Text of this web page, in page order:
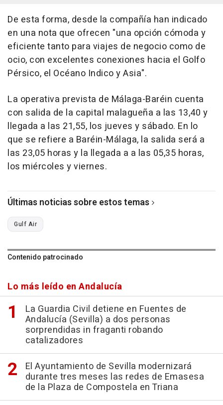
De esta forma, desde la compañía han indicado
en una nota que ofrecen "una opción cómoda y
eficiente tanto para viajes de negocio como de
ocio, con excelentes conexiones hacia el Golfo
Pérsico, el Océano Indico y Asia".
La operativa prevista de Málaga-Baréin cuenta
con salida de la capital malagueña a las 13,40 y
llegada a las 21,55, los jueves y sábado. En lo
que se refiere a Baréin-Málaga, la salida será a
las 23,05 horas y la llegada a a las 05,35 horas,
los miércoles y viernes.
Últimas noticias sobre estos temas
Gulf Air
Contenido patrocinado
Lo más leído en Andalucía
La Guardia Civil detiene en Fuentes de
Andalucía (Sevilla) a dos personas
sorprendidas in fraganti robando
catalizadores
El Ayuntamiento de Sevilla modernizará
durante tres meses las redes de Emasesa
de la Plaza de Compostela en Triana